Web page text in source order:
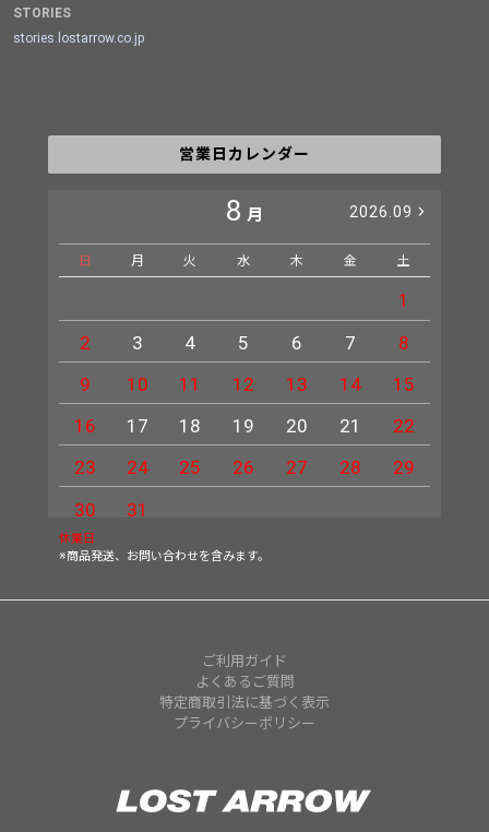
STORIES
stories.lostarrow.co.jp
営業日カレンダー
8 月 2026.09
日 月 火 水 木 金 土
1
2
3 4 5 6 7
8
9
10 11 12 13 14
15
16
17 18 19 20 21
22
23
24 25 26 27 28
29
30
31
休業日
※商品発送、お問い合わせを含みます。
ご利用ガイド
よくあるご質問
特定商取引法に基づく表示
プライバシーポリシー